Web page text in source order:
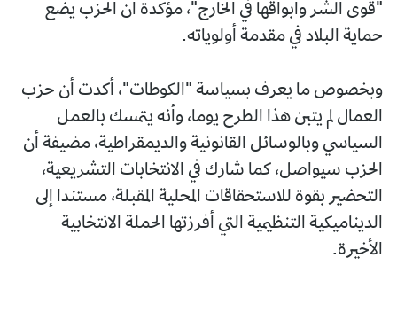
"قوى الشر وأبواقها في الخارج"، مؤكدة أن الحزب يضع
حماية البلاد في مقدمة أولوياته.
وبخصوص ما يعرف بسياسة "الكوطات"، أكدت أن حزب
العمال لم يتبن هذا الطرح يوما، وأنه يتمسك بالعمل
السياسي وبالوسائل القانونية والديمقراطية، مضيفة أن
الحزب سيواصل، كما شارك في الانتخابات التشريعية،
التحضير بقوة للاستحقاقات المحلية المقبلة، مستندا إلى
الديناميكية التنظيمية التي أفرزتها الحملة الانتخابية
الأخيرة.